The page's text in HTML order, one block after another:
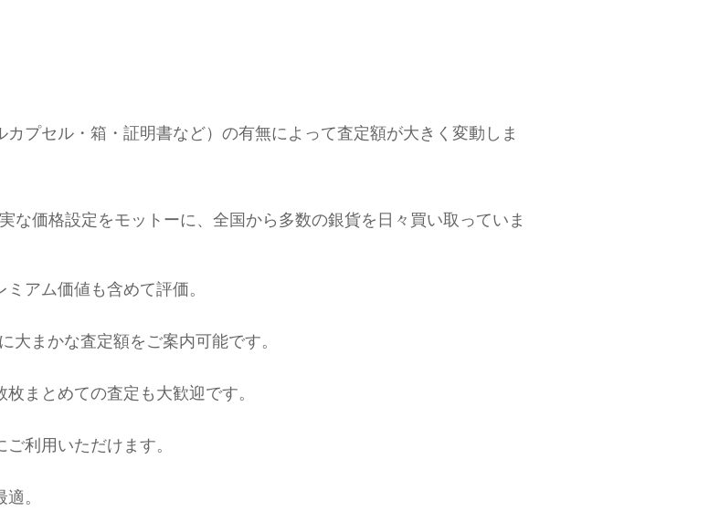
プセル・箱・証明書など）の有無によって査定額が大きく変動しま
価格設定をモットーに、全国から多数の銀貨を日々買い取っていま
アム価値も含めて評価。
まかな査定額をご案内可能です。
まとめての査定も大歓迎です。
利用いただけます。
。